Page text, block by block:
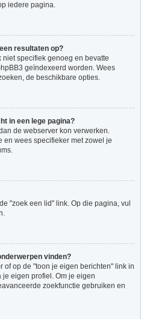
iedere pagina.
resultaten op?
specifiek genoeg en bevatte
geïndexeerd worden. Wees
de beschikbare opties.
in een lege pagina?
de webserver kon verwerken.
en wees specifieker met zowel je
"zoek een lid" link. Op die pagina, vul
vinden?
of op de "toon je eigen berichten" link in
je eigen profiel. Om je eigen
zoekfunctie gebruiken en